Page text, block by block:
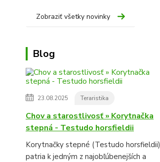
Zobraziť všetky novinky
Blog
23.08.2025 Teraristika
Chov a starostlivosť » Korytnačka
stepná - Testudo horsfieldii
Korytnačky stepné (Testudo horsfieldii)
patria k jedným z najobľúbenejších a